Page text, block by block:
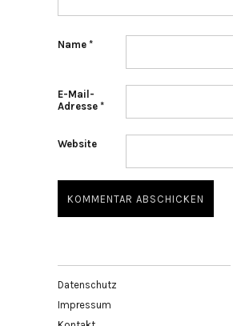
Name *
E-Mail-
Adresse *
Website
Datenschutz
Impressum